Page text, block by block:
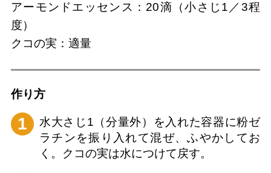
アーモンドエッセンス：20滴（小さじ1／3程
度）
クコの実：適量
作り⽅
1
水大さじ1（分量外）を入れた容器に粉ゼ
ラチンを振り入れて混ぜ、ふやかしてお
く。クコの実は水につけて戻す。